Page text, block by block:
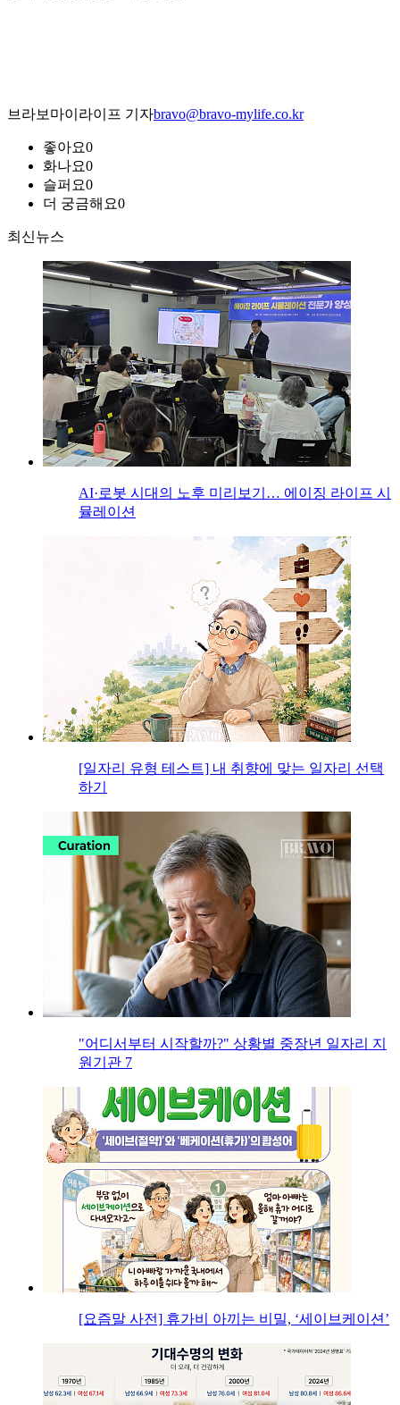
브라보마이라이프 기자bravo@bravo-mylife.co.kr
좋아요0
화나요0
슬퍼요0
더 궁금해요0
최신뉴스
AI·로봇 시대의 노후 미리보기… 에이징 라이프 시
뮬레이션
[일자리 유형 테스트] 내 취향에 맞는 일자리 선택
하기
"어디서부터 시작할까?" 상황별 중장년 일자리 지
원기관 7
[요즘말 사전] 휴가비 아끼는 비밀, ‘세이브케이션’